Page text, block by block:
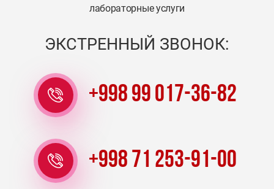
лабораторные услуги
ЭКСТРЕННЫЙ ЗВОНОК:
+998 99 017-36-82
+998 71 253-91-00